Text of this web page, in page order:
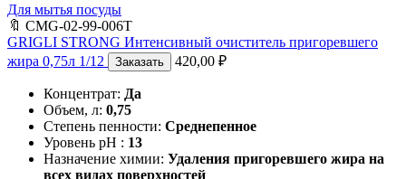
Для мытья посуды
🔖 CMG-02-99-006T
GRIGLI STRONG Интенсивный очиститель пригоревшего
жира 0,75л 1/12
Заказать 420,00 ₽
Концентрат: Да
Объем, л: 0,75
Степень пенности: Среднепенное
Уровень pH : 13
Назначение химии: Удаления пригоревшего жира на
всех видах поверхностей